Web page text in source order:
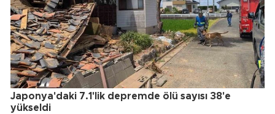
Japonya'daki 7.1'lik depremde ölü sayısı 38'e
yükseldi